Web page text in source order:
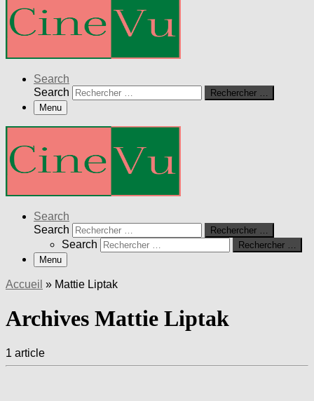
Search
Search
Rechercher …
Menu
Search
Search
Rechercher …
Search
Rechercher …
Menu
Accueil » Mattie Liptak
Archives Mattie Liptak
1 article